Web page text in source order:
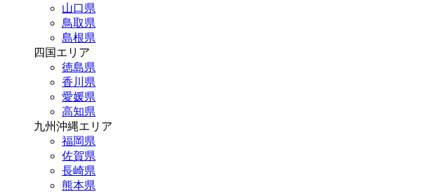
山口県
鳥取県
島根県
四国エリア
徳島県
香川県
愛媛県
高知県
九州沖縄エリア
福岡県
佐賀県
長崎県
熊本県